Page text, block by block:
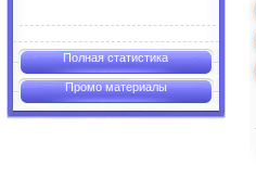
Полная статистика
Промо материалы